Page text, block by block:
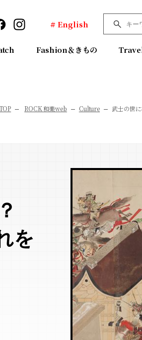
# English
Fashion＆きもの
TOP ROCK 和樂web Culture 武士の世
を